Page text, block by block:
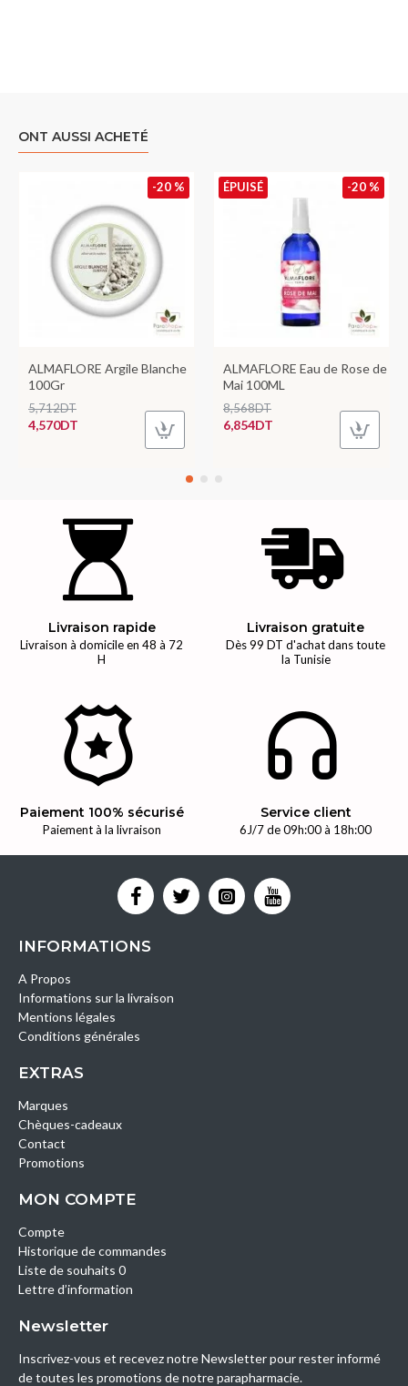
ONT AUSSI ACHETÉ
-20 %
ALMAFLORE Argile Blanche
100Gr
4,570DT
5,712DT
-20 %
ÉPUISÉ
ALMAFLORE Eau de Rose de
Mai 100ML
6,854DT
8,568DT
Livraison rapide
Livraison à domicile en 48 à 72
H
Livraison gratuite
Dès 99 DT d'achat dans toute
la Tunisie
Paiement 100% sécurisé
Paiement à la livraison
Service client
6J/7 de 09h:00 à 18h:00
INFORMATIONS
A Propos
Informations sur la livraison
Mentions légales
Conditions générales
EXTRAS
Marques
Chèques-cadeaux
Contact
Promotions
MON COMPTE
Compte
Historique de commandes
Liste de souhaits 0
Lettre d’information
Newsletter
Inscrivez-vous et recevez notre Newsletter pour rester informé
de toutes les promotions de notre parapharmacie.